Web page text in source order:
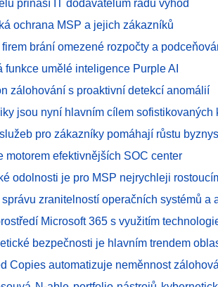
přináší IT dodavatelům řadu výhod
ochrana MSP a jejich zákazníků
brání omezené rozpočty a
funkce umělé inteligence Purple AI
zálohování s proaktivní detekcí anomálií
jsou nyní hlavním cílem sofistikovaných
pro zákazníky pomáhají růstu
motorem efektivnějších SOC center
odolnosti je pro MSP nejrychleji
zranitelností operačních systémů a
Microsoft 365 s využitím
bezpečnosti je hlavním trendem
Copies automatizuje neměnnost